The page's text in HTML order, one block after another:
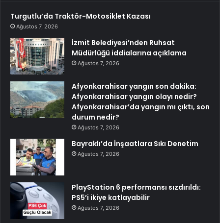
Turgutlu’da Traktör-Motosiklet Kazası
Ağustos 7, 2026
İzmit Belediyesi’nden Ruhsat
Müdürlüğü iddialarına açıklama
Ağustos 7, 2026
Afyonkarahisar yangın son dakika:
Afyonkarahisar yangın olayı nedir?
Afyonkarahisar’da yangın mı çıktı, son
durum nedir?
Ağustos 7, 2026
Bayraklı’da İnşaatlara Sıkı Denetim
Ağustos 7, 2026
PlayStation 6 performansı sızdırıldı:
PS5’i ikiye katlayabilir
Ağustos 7, 2026